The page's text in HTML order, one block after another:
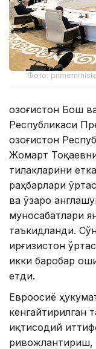
Фото:
Қозоғистон Бош
Республикаси
Қозоғистон
Жомарт
тилакларини
раҳбарлари
ва ўзаро
муносабатлари
таъкидланди.
Қирғизистон
икки баробар
етди.
Евроосиё
кенгайтирилган
иқтисодий
ривожлантириш,